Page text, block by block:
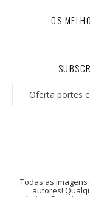
OS
Oferta portes
Todas as
autores!